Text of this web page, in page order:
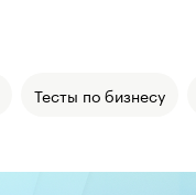
Тесты по бизнесу